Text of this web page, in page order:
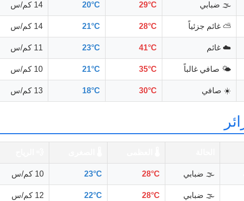
🌫️ ضبابي 29°C
20°C 14 كم/س
⛅ غائم جزئياً 28°C
21°C 14 كم/س
☁️ غائم 41°C
23°C 11 كم/س
🌤️ صافي غالباً 35°C
21°C 10 كم/س
☀️ صافي 30°C
18°C 13 كم/س
🌫️ ضبابي 28°C
23°C 10 كم/س
🌫️ ضبابي 28°C
22°C 12 كم/س